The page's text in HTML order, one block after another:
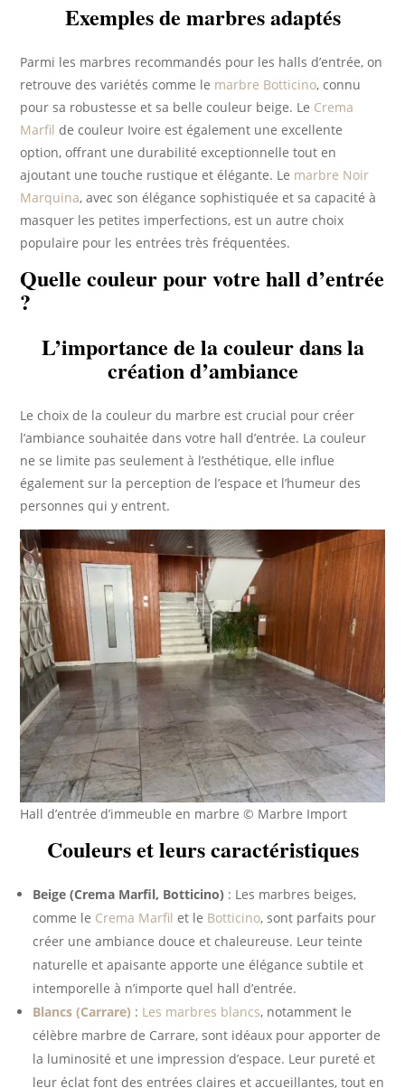
Exemples de marbres adaptés
Parmi les marbres recommandés pour les halls d’entrée, on
retrouve des variétés comme le marbre Botticino, connu
pour sa robustesse et sa belle couleur beige. Le Crema
Marfil de couleur Ivoire est également une excellente
option, offrant une durabilité exceptionnelle tout en
ajoutant une touche rustique et élégante. Le marbre Noir
Marquina, avec son élégance sophistiquée et sa capacité à
masquer les petites imperfections, est un autre choix
populaire pour les entrées très fréquentées.
Quelle couleur pour votre hall d’entrée
?
L’importance de la couleur dans la
création d’ambiance
Le choix de la couleur du marbre est crucial pour créer
l’ambiance souhaitée dans votre hall d’entrée. La couleur
ne se limite pas seulement à l’esthétique, elle influe
également sur la perception de l’espace et l’humeur des
personnes qui y entrent.
Hall d’entrée d’immeuble en marbre © Marbre Import
Couleurs et leurs caractéristiques
Beige (Crema Marfil, Botticino) : Les marbres beiges,
comme le Crema Marfil et le Botticino, sont parfaits pour
créer une ambiance douce et chaleureuse. Leur teinte
naturelle et apaisante apporte une élégance subtile et
intemporelle à n’importe quel hall d’entrée.
Blancs (Carrare) : Les marbres blancs, notamment le
célèbre marbre de Carrare, sont idéaux pour apporter de
la luminosité et une impression d’espace. Leur pureté et
leur éclat font des entrées claires et accueillantes, tout en